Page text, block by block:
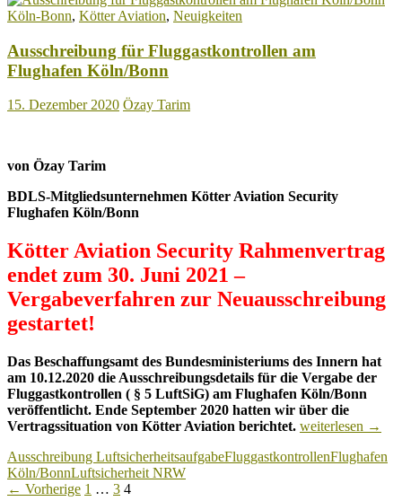
DSW
Flughafen
Düsseldorf!
Köln-Bonn, Kötter Aviation, Neuigkeiten
Ausschreibung für Fluggastkontrollen am
Flughafen Köln/Bonn
15. Dezember 2020 Özay Tarim
von Özay Tarim
BDLS-Mitgliedsunternehmen Kötter Aviation Security
Flughafen Köln/Bonn
Kötter Aviation Security Rahmenvertrag
endet zum 30. Juni 2021 –
Vergabeverfahren zur Neuausschreibung
gestartet!
Das Beschaffungsamt des Bundesministeriums des Innern hat
am 10.12.2020 die Ausschreibungsdetails für die Vergabe der
Fluggastkontrollen ( § 5 LuftSiG) am Flughafen Köln/Bonn
veröffentlicht. Ende September 2020 hatten wir über die
Vertragssituation von Kötter Aviation berichtet. Ausschreibung
weiterlesen →
Ausschreibung LuftsicherheitsaufgabeFluggastkontrollenFlughafen
Köln/BonnLuftsicherheit NRW
Beitragsnavigation
← Vorherige 1 … 3 4